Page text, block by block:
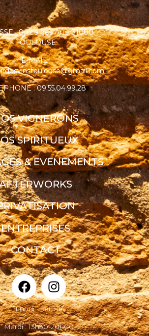
: 8, rue des Arts, 31000
TOULOUSE
E-MAIL :
: 09.55.04.99.28
VIGNERONS
SPIRITUEUX
& EVENEMENTS
ENTREPRISES
CONTACT
Lundi : Fermé
Mardi : 13h30-20h00